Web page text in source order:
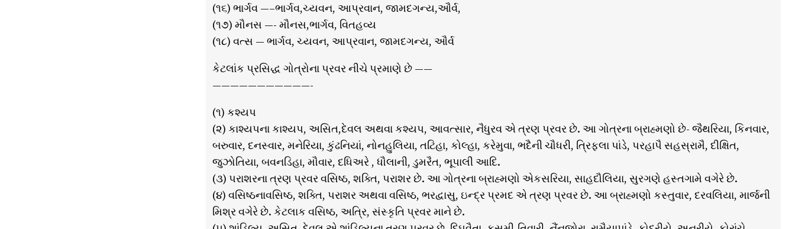
(૧૬) ભાર્ગવ —–ભાર્ગવ,ચ્યવન, આપ્રવાન, જામદગન્ય,ઔર્વ,
(૧૭) મૌનસ —- મૌનસ,ભાર્ગવ, વિતહવ્ય
(૧૮) વત્સ — ભાર્ગવ, ચ્યવન, આપ્રવાન, જામદગન્ય, ઔર્વ
કેટલાંક પ્રસિદ્ધ ગોત્રોના પ્રવર નીચે પ્રમાણે છે ——
———————————-
(૧) કશ્યપ
(૨) કાશ્યપના કાશ્યપ, અસિત,દેવલ અથવા કશ્યપ, આવત્સાર, નૈધુરવ એ ત્રણ પ્રવર છે. આ ગોત્રના બ્રાહ્મણો છે- જૈથરિયા, કિનવાર,
બરુવાર, દનસ્વાર, મનેરિયા, કુંઢનિયાં, નોનહુલિયા, તટિહા, કોલ્હા, કરેમુવા, ભદૈની ચૌધરી, ત્રિફલા પાંડે, પરહાપૈ સહસ્રામૈ, દીક્ષિત,
જુઝોતિયા, બવનડિહા, મૌવાર, દધિઅરે , ધૌલાની, ડુમરૈત, ભૂપાલી આદિ.
(૩) પરાશરના ત્રણ પ્રવર વસિષ્ઠ, શક્તિ, પરાશર છે. આ ગોત્રના બ્રાહ્મણો એકસરિયા, સાહદૌલિયા, સુરગણે હસ્તગામે વગેરે છે.
(૪) વસિષ્ઠનાવસિષ્ઠ, શક્તિ, પરાશર અથવા વસિષ્ઠ, ભરદ્વાસુ, ઇન્દ્ર પ્રમદ એ ત્રણ પ્રવર છે. આ બ્રાહ્મણો કસ્તુવાર, દરવલિયા, માર્જની
મિશ્ર વગેરે છે. કેટલાક વસિષ્ઠ, અત્રિ, સંસ્કૃતિ પ્રવર માને છે.